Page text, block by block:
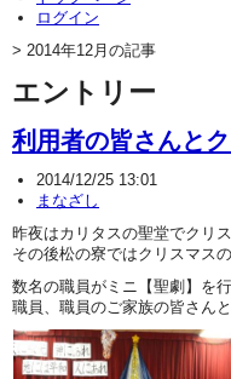
ログイン
> 2014年12月の記事
エントリー
利用者の皆さんと
2014/12/25 13:01
まなざし
昨夜はカリタスの聖堂でクリ
その後松の寮ではクリスマス
数名の職員がミニ【聖劇】を
職員、職員のご家族の皆さん